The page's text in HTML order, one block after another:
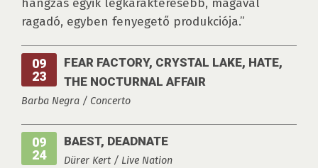
hangzás egyik legkarakteresebb, magával
ragadó, egyben fenyegető produkciója.”
09
23
FEAR FACTORY, CRYSTAL LAKE, HATE,
THE NOCTURNAL AFFAIR
Barba Negra / Concerto
09
24
BAEST, DEADNATE
Dürer Kert / Live Nation